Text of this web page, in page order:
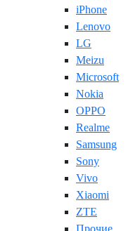
iPhone
Lenovo
LG
Meizu
Microsoft
Nokia
OPPO
Realme
Samsung
Sony
Vivo
Xiaomi
ZTE